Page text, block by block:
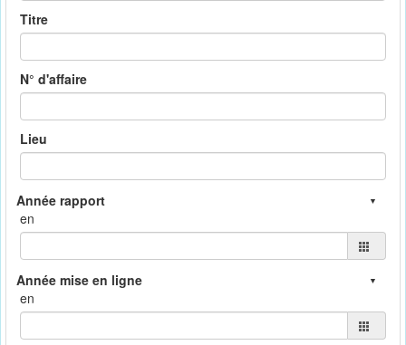
Titre
N° d'affaire
Lieu
en
en